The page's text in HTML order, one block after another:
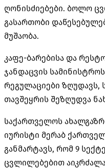
ღონისძიებები. ბოლო
გასართობი
მუშაობა.
კაფე-ბარებისა და
ჯანდაცვის
რეგულაციები ზღუდავს,
თავშეყრის შეზღუდვა
საქართველოს
იურისტი მერაბ
განმარტავს, რომ 9
ცვლილებებით